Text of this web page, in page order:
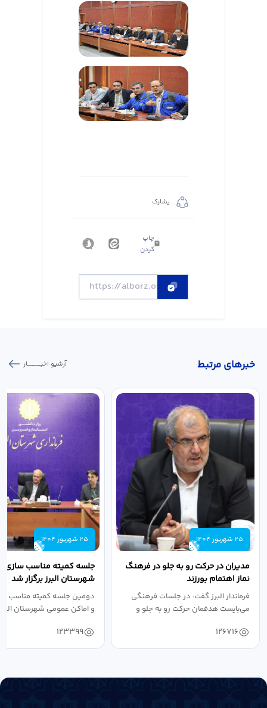
يشارك
چاپ
کردن
خبر‌های مرتبط آرشیو اخبـــــــــــار
25 شهریور 1404
مدیران در حرکت رو به جلو در فرهنگ
نماز اهتمام بورزند
فرماندار البرز گفت: در جلسات فرهنگی
می‌بایست هدفمان حرکت رو به جلو و
126716
25 شهریور 1404
جلسه کمیته مناسب سازی
شهرستان البرز برگزار شد
دومین جلسه کمیته مناسب
و اماکن عمومی شهرستان
123399